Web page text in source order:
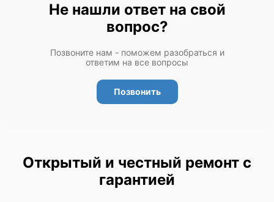
Не нашли ответ на свой
вопрос?
Позвоните нам - поможем разобраться и
ответим на все вопросы
Позвонить
Открытый и честный ремонт с
гарантией